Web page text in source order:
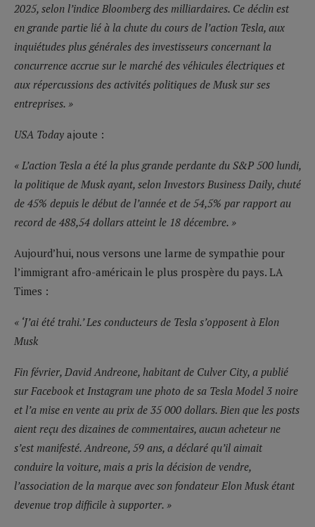
2025, selon l’indice Bloomberg des milliardaires. Ce déclin est
en grande partie lié à la chute du cours de l’action Tesla, aux
inquiétudes plus générales des investisseurs concernant la
concurrence accrue sur le marché des véhicules électriques et
aux répercussions des activités politiques de Musk sur ses
entreprises. »
USA Today ajoute :
« L’action Tesla a été la plus grande perdante du S&P 500 lundi,
la politique de Musk ayant, selon Investors Business Daily, chuté
de 45% depuis le début de l’année et de 54,5% par rapport au
record de 488,54 dollars atteint le 18 décembre. »
Aujourd’hui, nous versons une larme de sympathie pour
l’immigrant afro-américain le plus prospère du pays. LA
Times :
« ‘J’ai été trahi.’ Les conducteurs de Tesla s’opposent à Elon
Musk
Fin février, David Andreone, habitant de Culver City, a publié
sur Facebook et Instagram une photo de sa Tesla Model 3 noire
et l’a mise en vente au prix de 35 000 dollars. Bien que les posts
aient reçu des dizaines de commentaires, aucun acheteur ne
s’est manifesté. Andreone, 59 ans, a déclaré qu’il aimait
conduire la voiture, mais a pris la décision de vendre,
l’association de la marque avec son fondateur Elon Musk étant
devenue trop difficile à supporter. »